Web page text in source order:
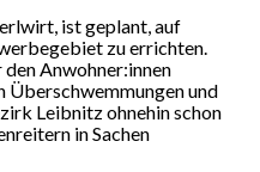
ist geplant, auf
zu errichten.
Anwohner:innen
Überschwemmungen und
Leibnitz ohnehin schon
in Sachen